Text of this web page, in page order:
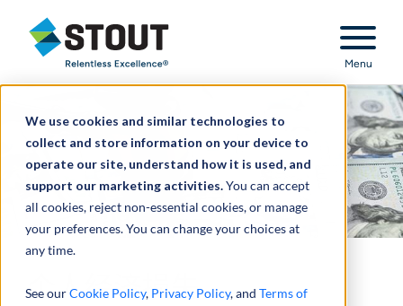
We use cookies and similar technologies to
collect and store information on your device to
operate our site, understand how it is used, and
support our marketing activities.You can accept
all cookies, reject non-essential cookies, or manage
your preferences. You can change your choices at
any time.
See ourCookie Policy, Privacy Policy, and Terms of
Stout Relentless Excellence
Menu
个人经济损失